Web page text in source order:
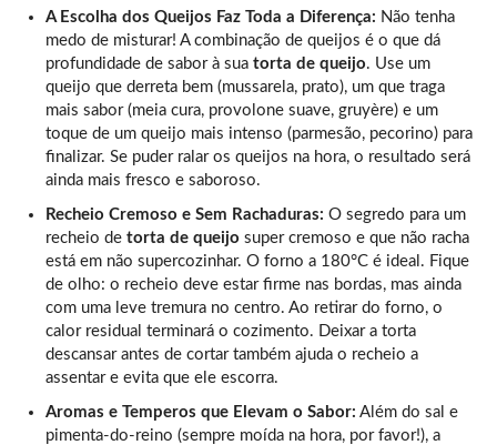
A Escolha dos Queijos Faz Toda a Diferença: Não tenha
medo de misturar! A combinação de queijos é o que dá
profundidade de sabor à sua torta de queijo. Use um
queijo que derreta bem (mussarela, prato), um que traga
mais sabor (meia cura, provolone suave, gruyère) e um
toque de um queijo mais intenso (parmesão, pecorino) para
finalizar. Se puder ralar os queijos na hora, o resultado será
ainda mais fresco e saboroso.
Recheio Cremoso e Sem Rachaduras: O segredo para um
recheio de torta de queijo super cremoso e que não racha
está em não supercozinhar. O forno a 180°C é ideal. Fique
de olho: o recheio deve estar firme nas bordas, mas ainda
com uma leve tremura no centro. Ao retirar do forno, o
calor residual terminará o cozimento. Deixar a torta
descansar antes de cortar também ajuda o recheio a
assentar e evita que ele escorra.
Aromas e Temperos que Elevam o Sabor: Além do sal e
pimenta-do-reino (sempre moída na hora, por favor!), a